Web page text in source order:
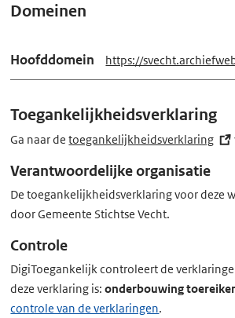
Domeinen
Hoofddomein https://
Toegankelijkheidsverklaring
Ga naar detoegankelijkheidsverklaring
Verantwoordelijke organisatie
De toegankelijkheidsverklaring voor deze
door Gemeente Stichtse Vecht.
Controle
DigiToegankelijk controleert de
deze verklaring is:onderbouwing
controle van de verklaringen.